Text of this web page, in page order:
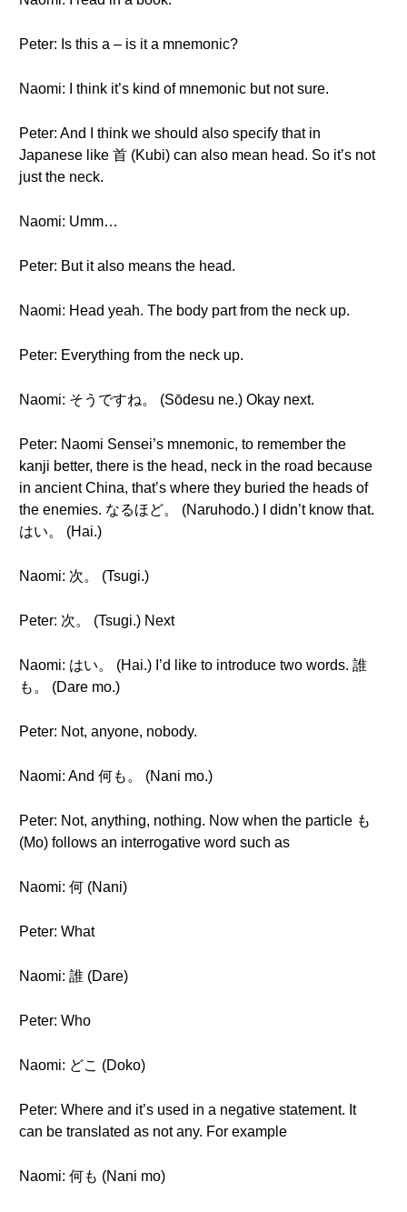
Peter: Is this a – is it a mnemonic?
Naomi: I think it’s kind of mnemonic but not sure.
Peter: And I think we should also specify that in
Japanese like 首 (Kubi) can also mean head. So it’s not
just the neck.
Naomi: Umm…
Peter: But it also means the head.
Naomi: Head yeah. The body part from the neck up.
Peter: Everything from the neck up.
Naomi: そうですね。 (Sōdesu ne.) Okay next.
Peter: Naomi Sensei’s mnemonic, to remember the
kanji better, there is the head, neck in the road because
in ancient China, that’s where they buried the heads of
the enemies. なるほど。 (Naruhodo.) I didn’t know that.
はい。 (Hai.)
Naomi: 次。 (Tsugi.)
Peter: 次。 (Tsugi.) Next
Naomi: はい。 (Hai.) I’d like to introduce two words. 誰
も。 (Dare mo.)
Peter: Not, anyone, nobody.
Naomi: And 何も。 (Nani mo.)
Peter: Not, anything, nothing. Now when the particle も
(Mo) follows an interrogative word such as
Naomi: 何 (Nani)
Peter: What
Naomi: 誰 (Dare)
Peter: Who
Naomi: どこ (Doko)
Peter: Where and it’s used in a negative statement. It
can be translated as not any. For example
Naomi: 何も (Nani mo)